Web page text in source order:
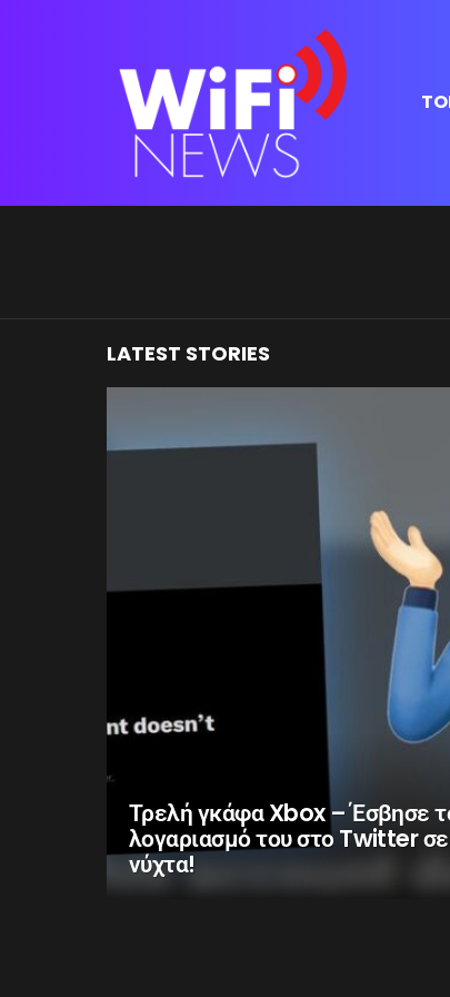
LATEST STORIES
Τρελή γκάφα Xbox – Έσβησε
λογαριασμό του στο Twitter
νύχτα!